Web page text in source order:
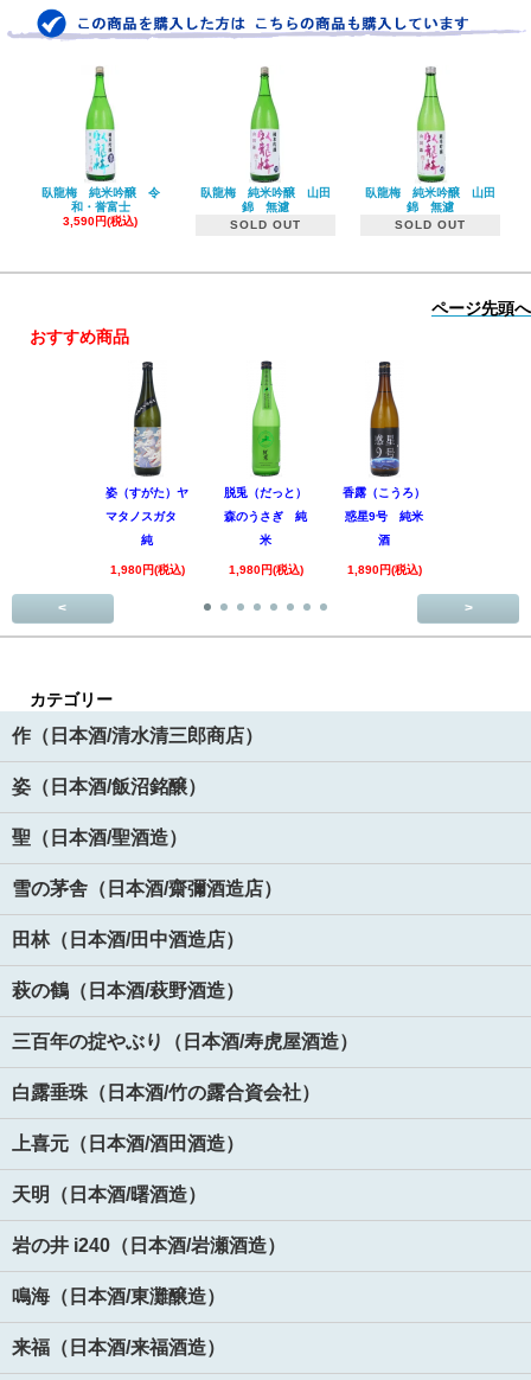
臥龍梅 純米吟醸 令
和・誉富士
3,590円(税込)
臥龍梅 純米吟醸 山田
錦 無濾
SOLD OUT
臥龍梅 純米吟醸 山田
錦 無濾
SOLD OUT
ページ先頭へ
おすすめ商品
姿（すがた）ヤ
マタノスガタ
純
1,980円(税込)
脱兎（だっと）
森のうさぎ 純
米
1,980円(税込)
香露（こうろ）
惑星9号 純米
酒
1,890円(税込)
< >
カテゴリー
作（日本酒/清水清三郎商店）
姿（日本酒/飯沼銘醸）
聖（日本酒/聖酒造）
雪の茅舎（日本酒/齋彌酒造店）
田林（日本酒/田中酒造店）
萩の鶴（日本酒/萩野酒造）
三百年の掟やぶり（日本酒/寿虎屋酒造）
白露垂珠（日本酒/竹の露合資会社）
上喜元（日本酒/酒田酒造）
天明（日本酒/曙酒造）
岩の井 i240（日本酒/岩瀬酒造）
鳴海（日本酒/東灘醸造）
来福（日本酒/来福酒造）